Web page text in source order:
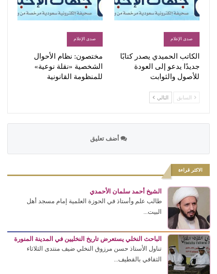
صدى الإعلام
الكاتب الحميدي يصدر كتابًا
جديدًا يدعو إلى العودة
للأصول والثوابت
صدى الإعلام
مختصون: نظام الأحوال
الشخصية «نقلة نوعية»
للمنظومة القانونية
السابق التالي
أضف تعليق
الاكثر قراءة
الشيخ أحمد سلمان الأحمدي
طالب علم وأستاذ في الحوزة العلمية إمام مسجد أهل
البيت...
الباحث النخلي يستعرض تاريخ النخليين في المدينة المنورة
تناول الأستاذ حسن مرزوق النخلي ضيف منتدى الثلاثاء
الثقافي بالقطيف...